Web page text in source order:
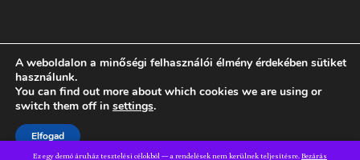
Ez egy demó áruház tesztelési célokból — a rendelések nem kerülnek teljesítésre.Bezárás
Rólam GYIK ÁSZF Adatvédelmi tájékoztató
A weboldalon a minőségi felhasználói élmény érdekében sütiket
használunk.
You can find out more about which cookies we are using or
switch them off in settings.
Elfogad